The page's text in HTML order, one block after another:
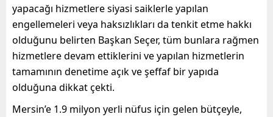
yapacağı hizmetlere siyasi saiklerle yapılan
engellemeleri veya haksızlıkları da tenkit etme hakkı
olduğunu belirten Başkan Seçer, tüm bunlara rağmen
hizmetlere devam ettiklerini ve yapılan hizmetlerin
tamamının denetime açık ve şeffaf bir yapıda
olduğuna dikkat çekti.
Mersin’e 1.9 milyon yerli nüfus için gelen bütçeyle,